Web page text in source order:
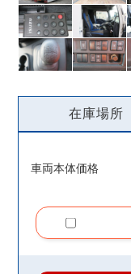
在庫場所
車両本体価格